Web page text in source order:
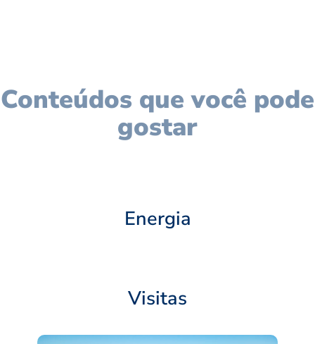
Conteúdos que você pode
gostar
Energia
Visitas